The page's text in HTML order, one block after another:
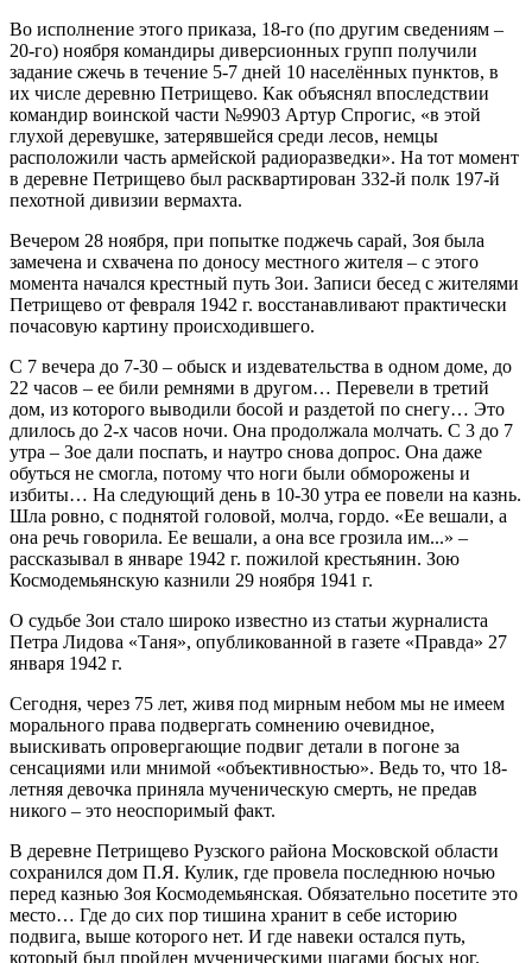
Во исполнение этого приказа, 18-го (по другим сведениям –
20-го) ноября командиры диверсионных групп получили
задание сжечь в течение 5-7 дней 10 населённых пунктов, в
их числе деревню Петрищево. Как объяснял впоследствии
командир воинской части №9903 Артур Спрогис, «в этой
глухой деревушке, затерявшейся среди лесов, немцы
расположили часть армейской радиоразведки». На тот момент
в деревне Петрищево был расквартирован 332-й полк 197-й
пехотной дивизии вермахта.
Вечером 28 ноября, при попытке поджечь сарай, Зоя была
замечена и схвачена по доносу местного жителя – с этого
момента начался крестный путь Зои. Записи бесед с жителями
Петрищево от февраля 1942 г. восстанавливают практически
почасовую картину происходившего.
С 7 вечера до 7-30 – обыск и издевательства в одном доме, до
22 часов – ее били ремнями в другом… Перевели в третий
дом, из которого выводили босой и раздетой по снегу… Это
длилось до 2-х часов ночи. Она продолжала молчать. С 3 до 7
утра – Зое дали поспать, и наутро снова допрос. Она даже
обуться не смогла, потому что ноги были обморожены и
избиты… На следующий день в 10-30 утра ее повели на казнь.
Шла ровно, с поднятой головой, молча, гордо. «Ее вешали, а
она речь говорила. Ее вешали, а она все грозила им...» –
рассказывал в январе 1942 г. пожилой крестьянин. Зою
Космодемьянскую казнили 29 ноября 1941 г.
О судьбе Зои стало широко известно из статьи журналиста
Петра Лидова «Таня», опубликованной в газете «Правда» 27
января 1942 г.
Сегодня, через 75 лет, живя под мирным небом мы не имеем
морального права подвергать сомнению очевидное,
выискивать опровергающие подвиг детали в погоне за
сенсациями или мнимой «объективностью». Ведь то, что 18-
летняя девочка приняла мученическую смерть, не предав
никого – это неоспоримый факт.
В деревне Петрищево Рузского района Московской области
сохранился дом П.Я. Кулик, где провела последнюю ночью
перед казнью Зоя Космодемьянская. Обязательно посетите это
место… Где до сих пор тишина хранит в себе историю
подвига, выше которого нет. И где навеки остался путь,
который был пройден мученическими шагами босых ног.